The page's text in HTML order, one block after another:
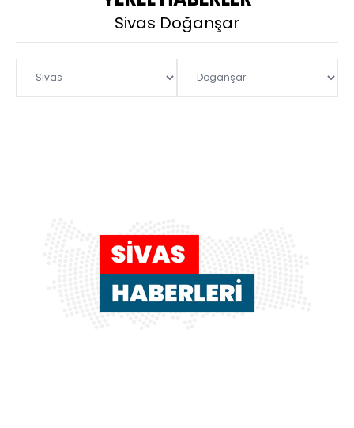
Sivas Doğanşar